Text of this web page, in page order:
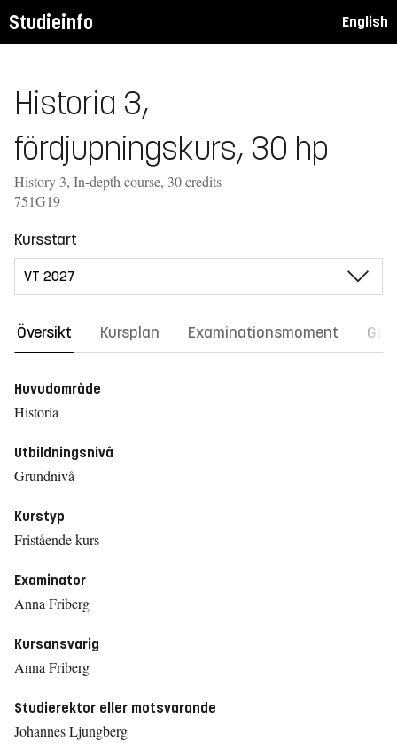
Studieinfo English
Historia 3,
fördjupningskurs, 30 hp
History 3, In-depth course, 30 credits
751G19
Kursstart
Översikt Kursplan Examinationsmoment
Huvudområde
Historia
Utbildningsnivå
Grundnivå
Kurstyp
Fristående kurs
Examinator
Anna Friberg
Kursansvarig
Anna Friberg
Studierektor eller motsvarande
Johannes Ljungberg